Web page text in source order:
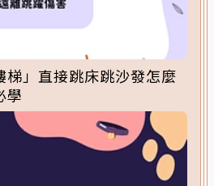
梯」直接跳床跳沙發怎麼
學